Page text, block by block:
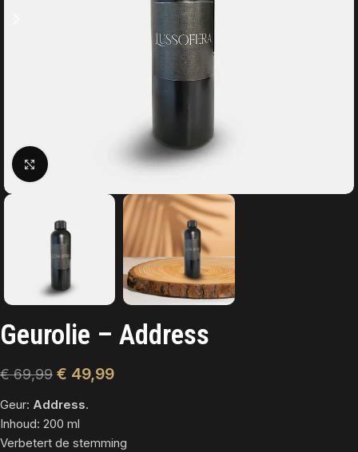
Click to enlarge
Geurolie – Address
€69,99 € 49,99
Geur: Address.
Inhoud: 200 ml
Verbetert de stemming